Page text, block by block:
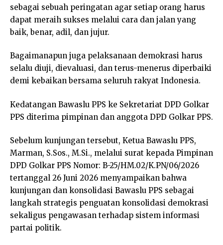
sebagai sebuah peringatan agar setiap orang harus
dapat meraih sukses melalui cara dan jalan yang
baik, benar, adil, dan jujur.
Bagaimanapun juga pelaksanaan demokrasi harus
selalu diuji, dievaluasi, dan terus-menerus diperbaiki
demi kebaikan bersama seluruh rakyat Indonesia.
Kedatangan Bawaslu PPS ke Sekretariat DPD Golkar
PPS diterima pimpinan dan anggota DPD Golkar PPS.
Sebelum kunjungan tersebut, Ketua Bawaslu PPS,
Marman, S.Sos., M.Si., melalui surat kepada Pimpinan
DPD Golkar PPS Nomor: B-25/HM.02/K.PN/06/2026
tertanggal 26 Juni 2026 menyampaikan bahwa
kunjungan dan konsolidasi Bawaslu PPS sebagai
langkah strategis penguatan konsolidasi demokrasi
sekaligus pengawasan terhadap sistem informasi
partai politik.